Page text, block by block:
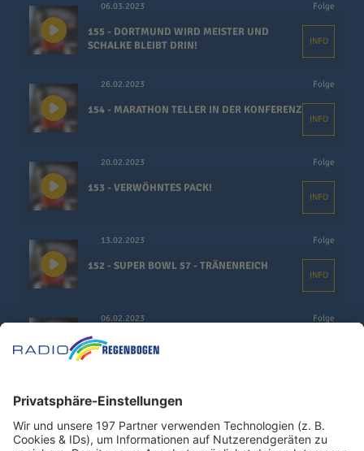
06.03.2023 Folge
155 - DORTMUND WIRD MEISTER UND
SCHALKE BLEIBT DRIN!
INFO
26.02.2023 Folge
154 - MARATHON TELLER IN DER KONFERENZ
INFO
20.02.2023 Folge
153 - VERWÖHNTES PACK!
INFO
13.02.2023 Folge
152 - SUPER BOWL 57 - TRÄNENREICH
INFO
06.02.2023 Folge
151 - DAS SKANDAL-INTERVIEW! UND DAS
VON MANUEL NEUER
30.01.2023
150 - DAS NAGELSMANN-PROBLEM
INFO